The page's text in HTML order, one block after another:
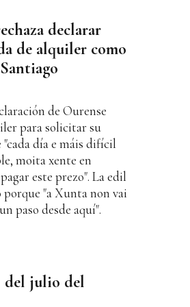
declarar
de alquiler como
de Ourense
para solicitar su
día e máis difícil
moita xente en
este prezo". La edil
"a Xunta non vai
paso desde aquí".
del julio del